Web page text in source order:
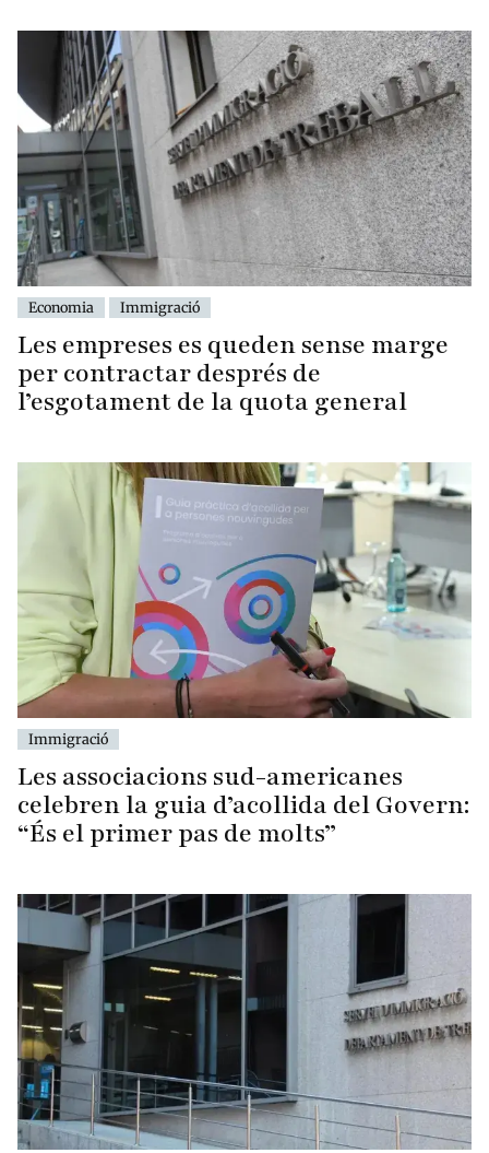
Economia Immigració
Les empreses es queden sense marge
per contractar després de
l’esgotament de la quota general
Immigració
Les associacions sud-americanes
celebren la guia d’acollida del Govern:
“És el primer pas de molts”